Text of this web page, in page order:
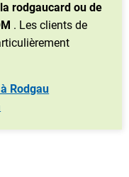
rodgaucard ou de
. Les clients de
Rodgau